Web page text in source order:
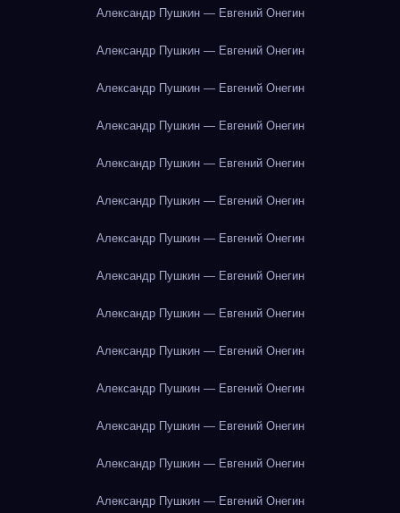
Александр Пушкин — Евгений Онегин
Александр Пушкин — Евгений Онегин
Александр Пушкин — Евгений Онегин
Александр Пушкин — Евгений Онегин
Александр Пушкин — Евгений Онегин
Александр Пушкин — Евгений Онегин
Александр Пушкин — Евгений Онегин
Александр Пушкин — Евгений Онегин
Александр Пушкин — Евгений Онегин
Александр Пушкин — Евгений Онегин
Александр Пушкин — Евгений Онегин
Александр Пушкин — Евгений Онегин
Александр Пушкин — Евгений Онегин
Александр Пушкин — Евгений Онегин